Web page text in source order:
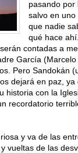
pasando por
salvo en
que nadie
qué hace
contadas a
García
Pero Sandokán
dejará en paz,
historia con la
recordatorio
y va de las
vueltas de las